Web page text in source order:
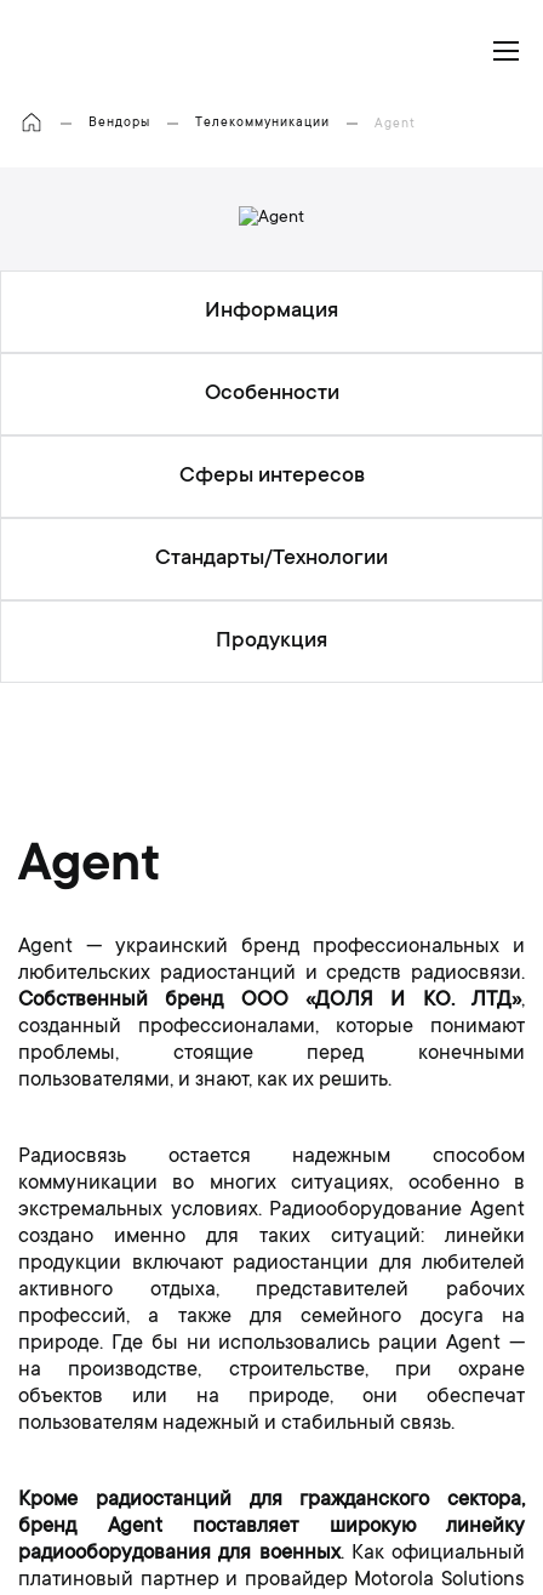
Вендоры Телекоммуникации Agent
Информация
Особенности
Сферы интересов
Стандарты/Технологии
Продукция
Agent
Agent — украинский бренд профессиональных и
любительских радиостанций и средств радиосвязи.
Собственный бренд ООО «ДОЛЯ И КО. ЛТД»,
созданный профессионалами, которые понимают
проблемы, стоящие перед конечными
пользователями, и знают, как их решить.
Радиосвязь остается надежным способом
коммуникации во многих ситуациях, особенно в
экстремальных условиях. Радиооборудование Agent
создано именно для таких ситуаций: линейки
продукции включают радиостанции для любителей
активного отдыха, представителей рабочих
профессий, а также для семейного досуга на
природе. Где бы ни использовались рации Agent —
на производстве, строительстве, при охране
объектов или на природе, они обеспечат
пользователям надежный и стабильный связь.
Кроме радиостанций для гражданского сектора,
бренд Agent поставляет широкую линейку
радиооборудования для военных. Как официальный
платиновый партнер и провайдер Motorola Solutions